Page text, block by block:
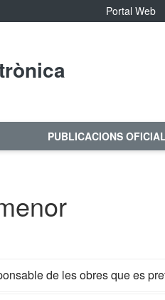
Portal Web
PUBLICACIONS
de les obres que es